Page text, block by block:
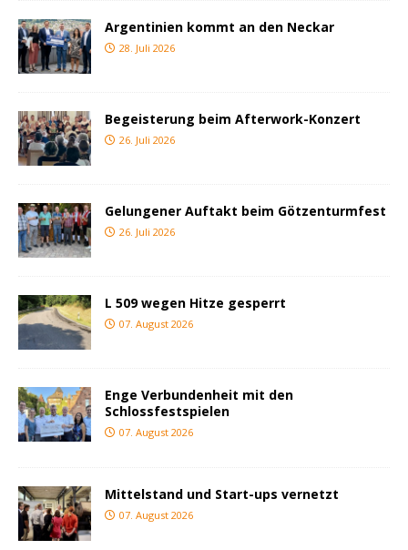
Argentinien kommt an den Neckar
28. Juli 2026
Begeisterung beim Afterwork-Konzert
26. Juli 2026
Gelungener Auftakt beim Götzenturmfest
26. Juli 2026
L 509 wegen Hitze gesperrt
07. August 2026
Enge Verbundenheit mit den
Schlossfestspielen
07. August 2026
Mittelstand und Start-ups vernetzt
07. August 2026